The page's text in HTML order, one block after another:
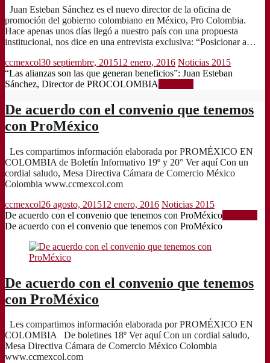
Juan Esteban Sánchez es el nuevo director de la oficina de
promoción del gobierno colombiano en México, Pro Colombia.
Hace apenas unos días llegó a nuestro país con una propuesta
institucional, nos dice en una entrevista exclusiva: “Posicionar a…
ccmexcol30 septiembre, 201512 enero, 2016 Noticias 2015
“Las alianzas son las que generan beneficios”: Juan Esteban
Sánchez, Director de PROCOLOMBIA
De acuerdo con el convenio que tenemos
con ProMéxico
Les compartimos información elaborada por PROMÉXICO EN
COLOMBIA de Boletín Informativo 19º y 20° Ver aquí Con un
cordial saludo, Mesa Directiva Cámara de Comercio México
Colombia www.ccmexcol.com
ccmexcol26 agosto, 201512 enero, 2016 Noticias 2015
De acuerdo con el convenio que tenemos con ProMéxico
De acuerdo con el convenio que tenemos con ProMéxico
De acuerdo con el convenio que tenemos
con ProMéxico
Les compartimos información elaborada por PROMÉXICO EN
COLOMBIA De boletines 18º Ver aquí Con un cordial saludo,
Mesa Directiva Cámara de Comercio México Colombia
www.ccmexcol.com